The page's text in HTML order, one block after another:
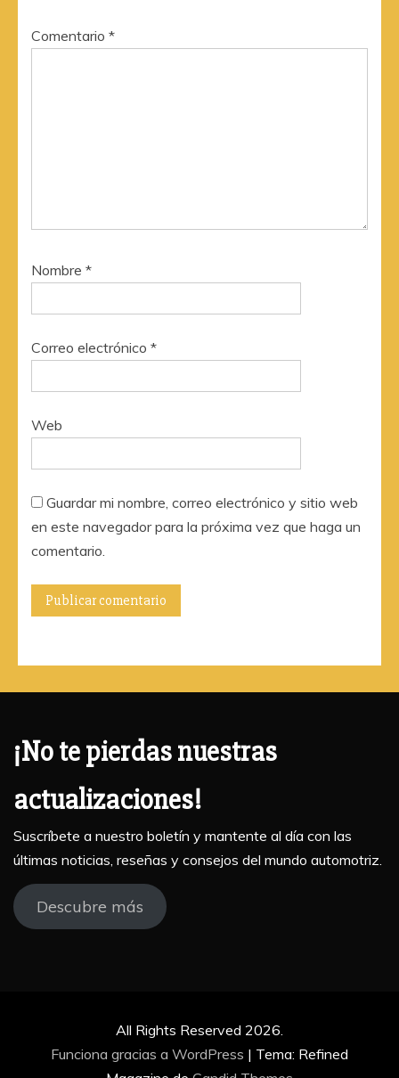
Comentario *
Nombre *
Correo electrónico *
Web
Guardar mi nombre, correo electrónico y sitio web
en este navegador para la próxima vez que haga un
comentario.
¡No te pierdas nuestras
actualizaciones!
Suscríbete a nuestro boletín y mantente al día con las
últimas noticias, reseñas y consejos del mundo automotriz.
Descubre más
All Rights Reserved 2026.
Funciona gracias a WordPress | Tema: Refined